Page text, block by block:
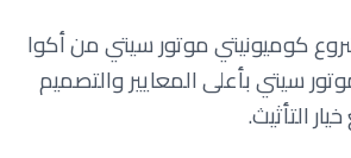
كوميونيتي موتور سيتي من أكوا
سيتي بأعلى المعايير والتصميم
التأثيث.